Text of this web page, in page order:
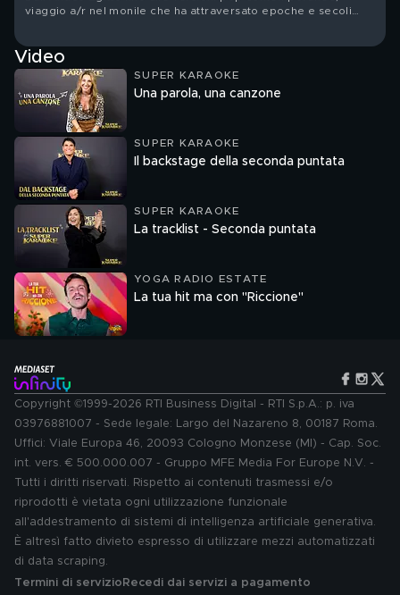
viaggio a/r nel monile che ha attraversato epoche e secoli
Video
SUPER KARAOKE
Una parola, una canzone
SUPER KARAOKE
Il backstage della seconda puntata
SUPER KARAOKE
La tracklist - Seconda puntata
YOGA RADIO ESTATE
La tua hit ma con "Riccione"
Copyright ©1999-2026 RTI Business Digital - RTI S.p.A.: p. iva
03976881007 - Sede legale: Largo del Nazareno 8, 00187 Roma.
Uffici: Viale Europa 46, 20093 Cologno Monzese (MI) - Cap. Soc.
int. vers. € 500.000.007 - Gruppo MFE Media For Europe N.V. -
Tutti i diritti riservati. Rispetto ai contenuti trasmessi e/o
riprodotti è vietata ogni utilizzazione funzionale
all'addestramento di sistemi di intelligenza artificiale generativa.
È altresì fatto divieto espresso di utilizzare mezzi automatizzati
di data scraping.
Termini di servizio Recedi dai servizi a pagamento